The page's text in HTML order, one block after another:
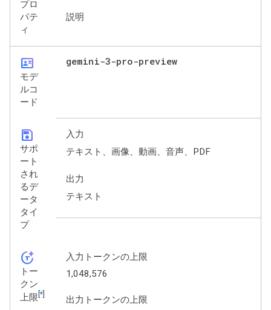
プロ
パテ
ィ
説明
id_card
モデ
ルコ
ード
gemini-3-pro-preview
save
サポ
ート
され
るデ
ータ
タイ
プ
入力
テキスト、画像、動画、音声、PDF
出力
テキスト
token_auto
トー
クン
上限 [*
入力トークンの上限
1,048,576
出力トークンの上限